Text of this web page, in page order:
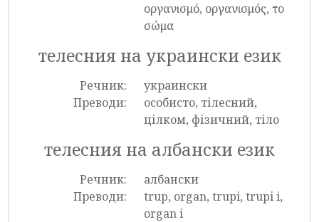
οργανισμό, οργανισμός, το
σώμα
телесния на украински език
Речник:
украински
Преводи:
особисто, тілесний,
цілком, фізичний, тіло
телесния на албански език
Речник:
албански
Преводи:
trup, organ, trupi, trupi i,
organ i